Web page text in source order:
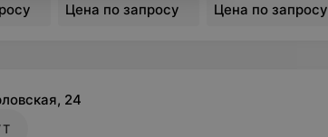
Цена по запросу Цена по запросу
24